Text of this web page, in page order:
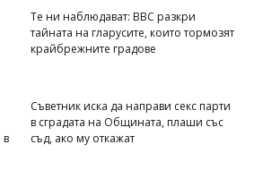
Те ни наблюдават: BBC разкри
тайната на гларусите, които тормозят
крайбрежните градове
в
Съветник иска да направи секс парти
в сградата на Общината, плаши със
съд, ако му откажат